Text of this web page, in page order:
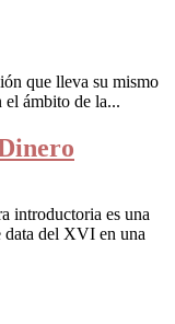
que lleva su mismo
el ámbito de la...
introductoria es una
data del XVI en una